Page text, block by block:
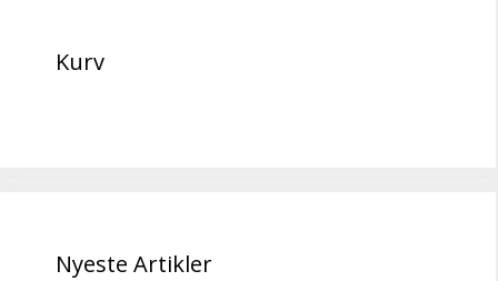
Kurv
Nyeste Artikler